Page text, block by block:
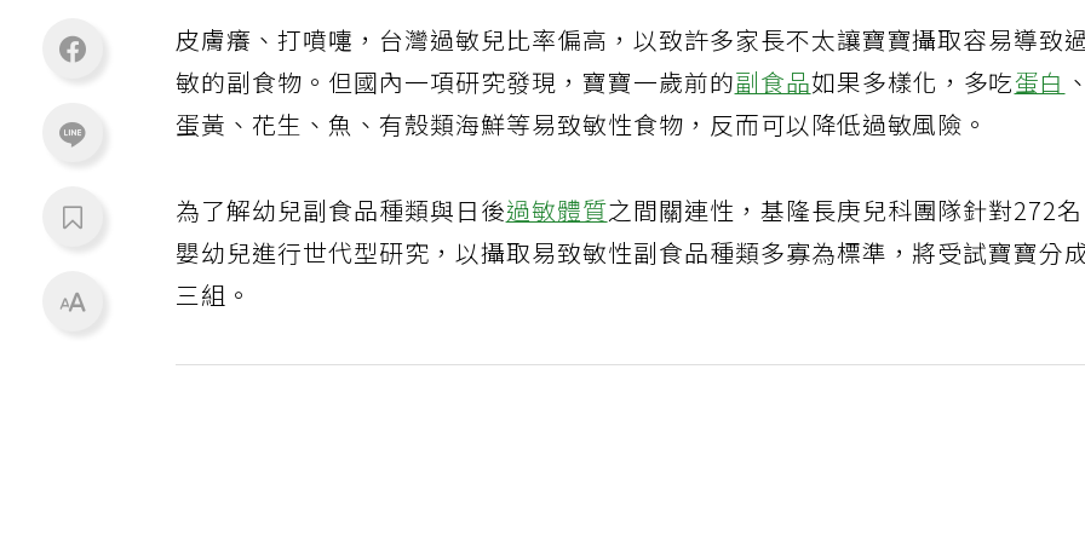
皮膚癢、打噴嚏，台灣過敏兒比率偏高，以致許多家長不太讓寶寶攝取容易導致
敏的副食物。但國內一項研究發現，寶寶一歲前的副食品如果多樣化，多吃蛋白
蛋黃、花生、魚、有殼類海鮮等易致敏性食物，反而可以降低過敏風險。
為了解幼兒副食品種類與日後過敏體質之間關連性，基隆長庚兒科團隊針對272
嬰幼兒進行世代型研究，以攝取易致敏性副食品種類多寡為標準，將受試寶寶分
三組。